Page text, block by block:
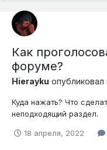
Как
форуме?
Hierayku опубликовал
Куда нажать? Что
неподходящий раздел.
18 апреля, 2022